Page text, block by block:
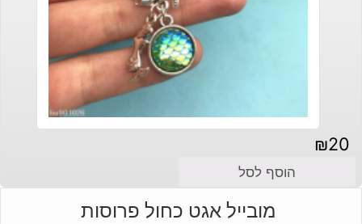
₪20
הוסף לסל
מובייל אגט כחול פרוסות